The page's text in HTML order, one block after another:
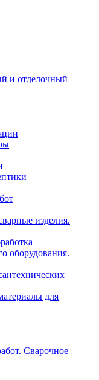
и отделочный
изделия.
оборудования.
для
Сварочное